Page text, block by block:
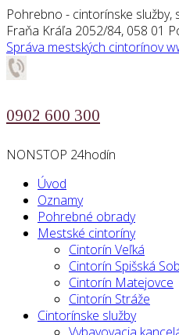
Pohrebno - cintorínske služby,
Fraňa Kráľa 2052/84, 058 01
Správa mestských cintorínov
0902 600 300
NONSTOP 24hodín
Úvod
Oznamy
Pohrebné obrady
Mestské cintoríny
Cintorín Veľká
Cintorín Spišská
Cintorín Matejovce
Cintorín Stráže
Cintorínske služby